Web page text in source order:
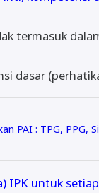
termasuk
dasar
PAI : TPG, PPG,
IPK untuk